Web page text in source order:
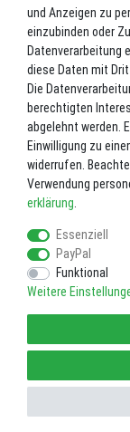
Lieferzeit ca. 2-3
Wunschliste
* inkl. ges. MwSt. zzgl.
und Anzeigen zu
einzubinden oder
Datenverarbeitung
diese Daten mit
Die
berechtigten
abgelehnt werden.
Einwilligung zu
widerrufen.
Verwendung
erklärung
Essenziell
PayPal
Funktional
Weitere